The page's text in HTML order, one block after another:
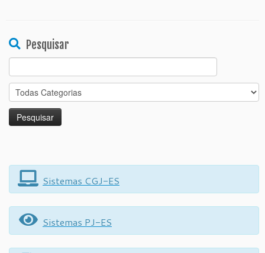
Pesquisar
Search
for:
Sistemas CGJ-ES
Sistemas PJ-ES